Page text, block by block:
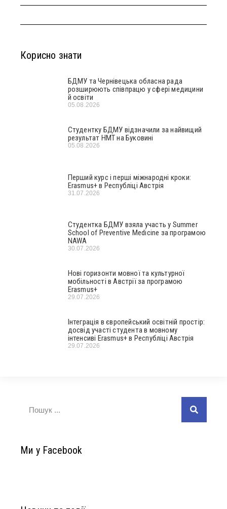
Корисно знати
БДМУ та Чернівецька обласна рада
розширюють співпрацю у сфері медицини
й освіти
05.08.2026
Студентку БДМУ відзначили за найвищий
результат НМТ на Буковині
05.08.2026
Перший курс і перші міжнародні кроки:
Erasmus+ в Республіці Австрія
31.07.2026
Студентка БДМУ взяла участь у Summer
School of Preventive Medicine за програмою
NAWA
30.07.2026
Нові горизонти мовної та культурної
мобільності в Австрії за програмою
Erasmus+
29.07.2026
Інтеграція в європейський освітній простір:
досвід участі студента в мовному
інтенсиві Erasmus+ в Республіці Австрія
29.07.2026
Ми у Facebook